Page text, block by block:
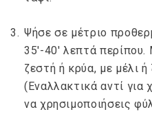
Ψήσε σε μέτριο
35′-40′ λεπτά
ζεστή ή κρύα, με μέλι
(Εναλλακτικά αντί για
να χρησιμοποιήσεις